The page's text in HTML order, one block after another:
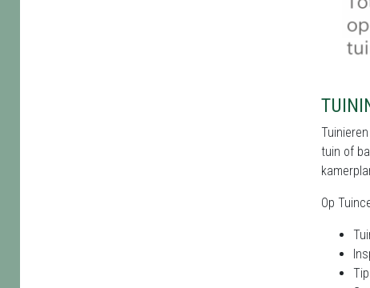
tuin of
Op